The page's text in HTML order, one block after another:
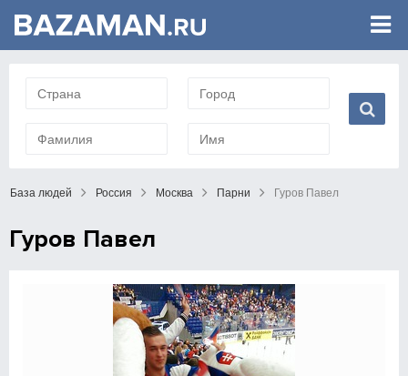
База людей Россия Москва Парни Гуров Павел
Гуров Павел